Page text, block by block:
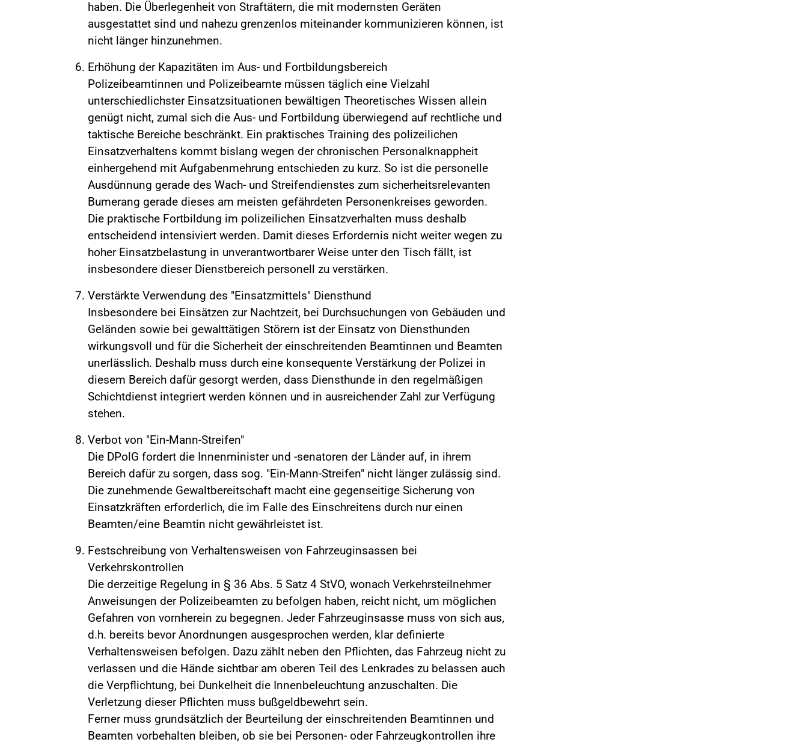
haben. Die Überlegenheit von Straftätern, die mit modernsten Geräten
ausgestattet sind und nahezu grenzenlos miteinander kommunizieren können, ist
nicht länger hinzunehmen.
Erhöhung der Kapazitäten im Aus- und Fortbildungsbereich
Polizeibeamtinnen und Polizeibeamte müssen täglich eine Vielzahl
unterschiedlichster Einsatzsituationen bewältigen Theoretisches Wissen allein
genügt nicht, zumal sich die Aus- und Fortbildung überwiegend auf rechtliche und
taktische Bereiche beschränkt. Ein praktisches Training des polizeilichen
Einsatzverhaltens kommt bislang wegen der chronischen Personalknappheit
einhergehend mit Aufgabenmehrung entschieden zu kurz. So ist die personelle
Ausdünnung gerade des Wach- und Streifendienstes zum sicherheitsrelevanten
Bumerang gerade dieses am meisten gefährdeten Personenkreises geworden.
Die praktische Fortbildung im polizeilichen Einsatzverhalten muss deshalb
entscheidend intensiviert werden. Damit dieses Erfordernis nicht weiter wegen zu
hoher Einsatzbelastung in unverantwortbarer Weise unter den Tisch fällt, ist
insbesondere dieser Dienstbereich personell zu verstärken.
Verstärkte Verwendung des "Einsatzmittels" Diensthund
Insbesondere bei Einsätzen zur Nachtzeit, bei Durchsuchungen von Gebäuden und
Geländen sowie bei gewalttätigen Störern ist der Einsatz von Diensthunden
wirkungsvoll und für die Sicherheit der einschreitenden Beamtinnen und Beamten
unerlässlich. Deshalb muss durch eine konsequente Verstärkung der Polizei in
diesem Bereich dafür gesorgt werden, dass Diensthunde in den regelmäßigen
Schichtdienst integriert werden können und in ausreichender Zahl zur Verfügung
stehen.
Verbot von "Ein-Mann-Streifen"
Die DPolG fordert die Innenminister und -senatoren der Länder auf, in ihrem
Bereich dafür zu sorgen, dass sog. "Ein-Mann-Streifen" nicht länger zulässig sind.
Die zunehmende Gewaltbereitschaft macht eine gegenseitige Sicherung von
Einsatzkräften erforderlich, die im Falle des Einschreitens durch nur einen
Beamten/eine Beamtin nicht gewährleistet ist.
Festschreibung von Verhaltensweisen von Fahrzeuginsassen bei
Verkehrskontrollen
Die derzeitige Regelung in § 36 Abs. 5 Satz 4 StVO, wonach Verkehrsteilnehmer
Anweisungen der Polizeibeamten zu befolgen haben, reicht nicht, um möglichen
Gefahren von vornherein zu begegnen. Jeder Fahrzeuginsasse muss von sich aus,
d.h. bereits bevor Anordnungen ausgesprochen werden, klar definierte
Verhaltensweisen befolgen. Dazu zählt neben den Pflichten, das Fahrzeug nicht zu
verlassen und die Hände sichtbar am oberen Teil des Lenkrades zu belassen auch
die Verpflichtung, bei Dunkelheit die Innenbeleuchtung anzuschalten. Die
Verletzung dieser Pflichten muss bußgeldbewehrt sein.
Ferner muss grundsätzlich der Beurteilung der einschreitenden Beamtinnen und
Beamten vorbehalten bleiben, ob sie bei Personen- oder Fahrzeugkontrollen ihre